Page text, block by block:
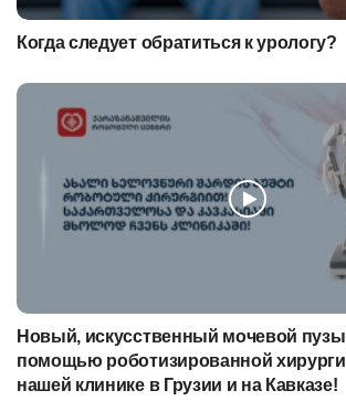
Когда следует обратиться к урологу?
Новый, искусственный мочевой
помощью роботизированной
нашей клинике в Грузии и на Кавказе!